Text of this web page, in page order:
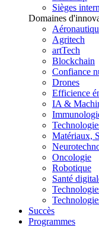
Sièges
Domaines
Agritech
artTech
Blockchain
Confiance
Drones
Efficience
IA &
Matériaux,
Oncologie
Robotique
Santé
Succès
Programmes